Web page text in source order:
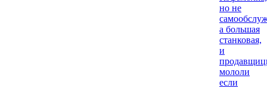
но не
а большая
станковая,
и
мололи
если